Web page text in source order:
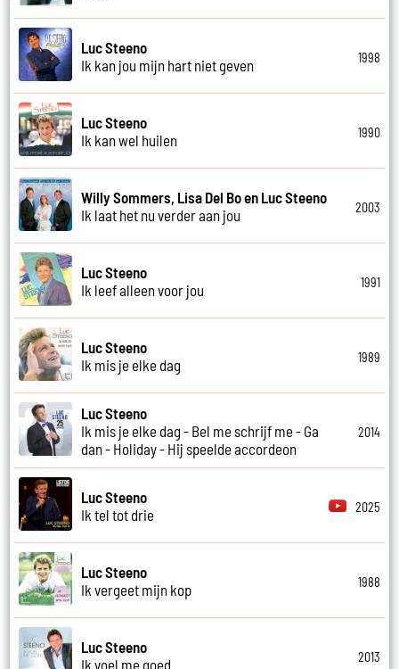
Luc Steeno
Ik kan jou mijn hart niet geven
1998
Luc Steeno
Ik kan wel huilen
1990
Willy Sommers, Lisa Del Bo en Luc Steeno
Ik laat het nu verder aan jou
2003
Luc Steeno
Ik leef alleen voor jou
1991
Luc Steeno
Ik mis je elke dag
1989
Luc Steeno
Ik mis je elke dag - Bel me schrijf me - Ga
dan - Holiday - Hij speelde accordeon
2014
Luc Steeno
Ik tel tot drie
2025
Luc Steeno
Ik vergeet mijn kop
1988
Luc Steeno
Ik voel me goed
2013